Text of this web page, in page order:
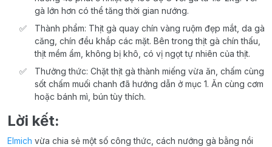
gà lớn hơn có thể tăng thời gian nướng.
Thành phẩm: Thịt gà quay chín vàng ruộm đẹp mắt, da gà
căng, chín đều khắp các mặt. Bên trong thịt gà chín thấu,
thịt mềm ẩm, không bị khô, có vị ngọt tự nhiên của thịt.
Thưởng thức: Chặt thịt gà thành miếng vừa ăn, chấm cùng
sốt chấm muối chanh đã hướng dẫn ở mục 1. Ăn cùng cơm
hoặc bánh mì, bún tùy thích.
Lời kết:
Elmich vừa chia sẻ một số công thức, cách nướng gà bằng nồi